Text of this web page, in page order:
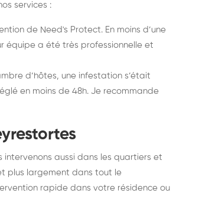
services :
de Need's Protect. En moins d’une
équipe a été très professionnelle et
d’hôtes, une infestation s’était
en moins de 48h. Je recommande
intervenons aussi dans les quartiers et
plus largement dans tout le
rapide dans votre résidence ou